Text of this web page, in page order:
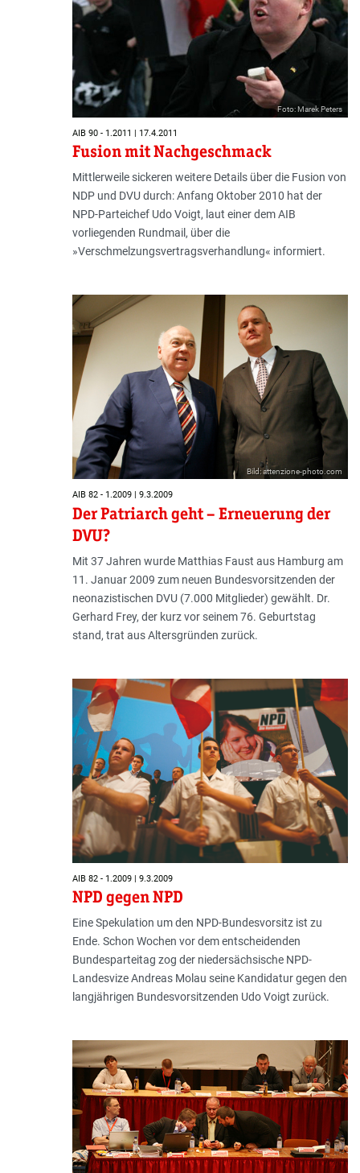
Foto: Marek Peters
AIB 90 - 1.2011 | 17.4.2011
Fusion mit Nachgeschmack
Mittlerweile sickeren weitere Details über die Fusion von
NDP und DVU durch: Anfang Oktober 2010 hat der
NPD-Parteichef Udo Voigt, laut einer dem AIB
vorliegenden Rundmail, über die
»Verschmelzungsvertragsverhandlung« informiert.
Bild: attenzione-photo.com
AIB 82 - 1.2009 | 9.3.2009
Der Patriarch geht – Erneuerung der
DVU?
Mit 37 Jahren wurde Matthias Faust aus Hamburg am
11. Januar 2009 zum neuen Bundesvorsitzenden der
neonazistischen DVU (7.000 Mitglieder) gewählt. Dr.
Gerhard Frey, der kurz vor seinem 76. Geburtstag
stand, trat aus Altersgründen zurück.
AIB 82 - 1.2009 | 9.3.2009
NPD gegen NPD
Eine Spekulation um den NPD-Bundesvorsitz ist zu
Ende. Schon Wochen vor dem entscheidenden
Bundesparteitag zog der niedersächsische NPD-
Landesvize Andreas Molau seine Kandidatur gegen den
langjährigen Bundesvorsitzenden Udo Voigt zurück.